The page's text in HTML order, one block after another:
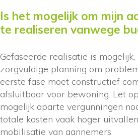
Is het mogelijk om mijn
te realiseren vanwege
Gefaseerde realisatie is
zorgvuldige planning om
eerste fase moet constructief
afsluitbaar voor bewoning. Let
mogelijk aparte vergunningen
totale kosten vaak hoger
mobilisatie van aannemers.